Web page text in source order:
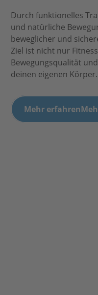
Durch funktionelles
und natürliche
beweglicher und
Ziel ist nicht nur
Bewegungsqualität
deinen eigenen Körper.
Mehr erfahren